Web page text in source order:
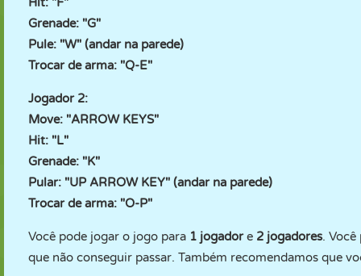
Grenade: "G"
Pule: "W" (andar na parede)
Trocar de arma: "Q-E"
Jogador 2:
Move: "ARROW KEYS"
Hit: "L"
Grenade: "K"
Pular: "UP ARROW KEY" (andar na parede)
Trocar de arma: "O-P"
Você pode jogar o jogo para 1 jogadore 2 jogadores.
que não conseguir passar. Também recomendamos que